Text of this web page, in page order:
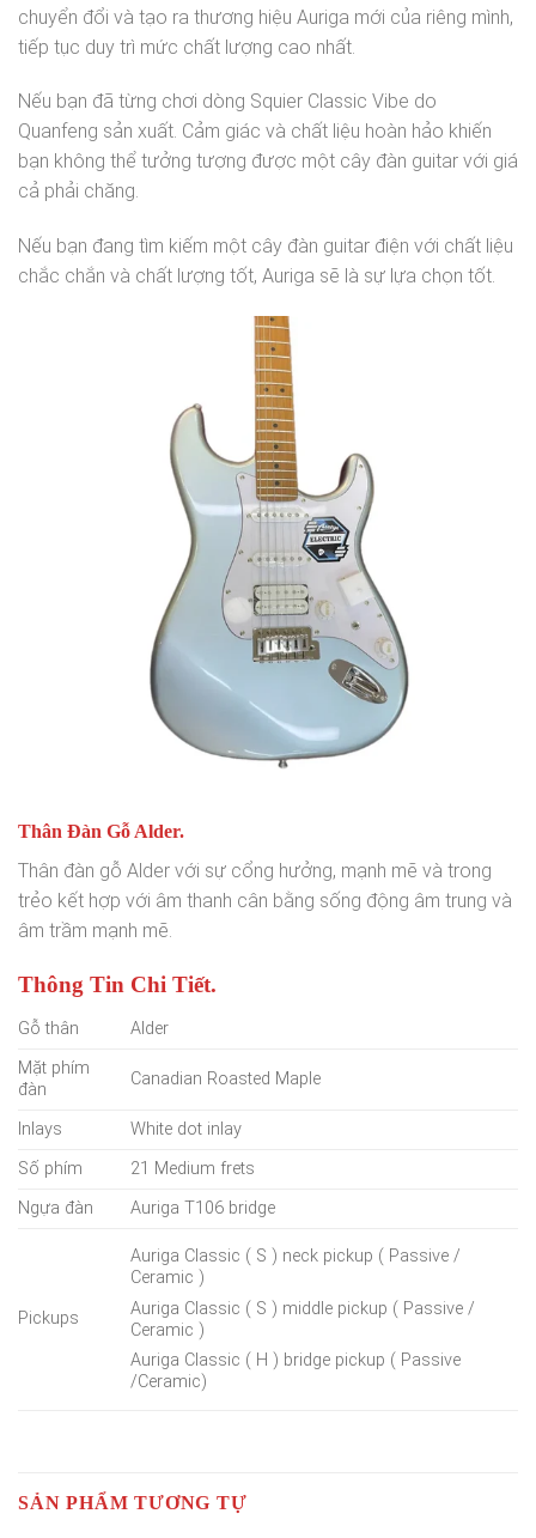
chuyển đổi và tạo ra thương hiệu Auriga mới của riêng mình,
tiếp tục duy trì mức chất lượng cao nhất.
Nếu bạn đã từng chơi dòng Squier Classic Vibe do
Quanfeng sản xuất. Cảm giác và chất liệu hoàn hảo khiến
bạn không thể tưởng tượng được một cây đàn guitar với giá
cả phải chăng.
Nếu bạn đang tìm kiếm một cây đàn guitar điện với chất liệu
chắc chắn và chất lượng tốt, Auriga sẽ là sự lựa chọn tốt.
Thân Đàn Gỗ Alder.
Thân đàn gỗ Alder với sự cổng hưởng, mạnh mẽ và trong
trẻo kết hợp với âm thanh cân bằng sống động âm trung và
âm trầm mạnh mẽ.
Thông Tin Chi Tiết.
Gỗ thân
Alder
Mặt phím
đàn
Canadian Roasted Maple
Inlays
White dot inlay
Số phím
21 Medium frets
Ngựa đàn
Auriga T106 bridge
Pickups
Auriga Classic ( S ) neck pickup ( Passive /
Ceramic )
Auriga Classic ( S ) middle pickup ( Passive /
Ceramic )
Auriga Classic ( H ) bridge pickup ( Passive
/Ceramic)
SẢN PHẨM TƯƠNG TỰ